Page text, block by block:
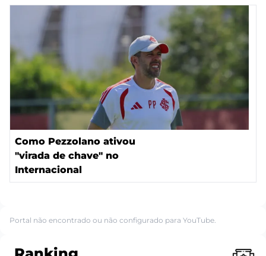
Como Pezzolano ativou
"virada de chave" no
Internacional
Portal não encontrado ou não configurado para YouTube.